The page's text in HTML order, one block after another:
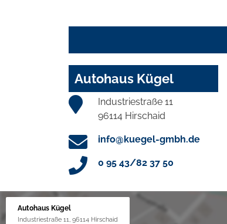
Autohaus Kügel
Industriestraße 11
96114 Hirschaid
info@kuegel-gmbh.de
0 95 43/82 37 50
Autohaus Kügel
Industriestraße 11, 96114 Hirschaid